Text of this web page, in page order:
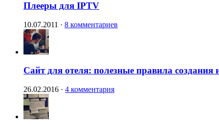
Плееры для IPTV
10.07.2011 · 8 комментариев
Сайт для отеля: полезные правила создания
26.02.2016 · 4 комментария